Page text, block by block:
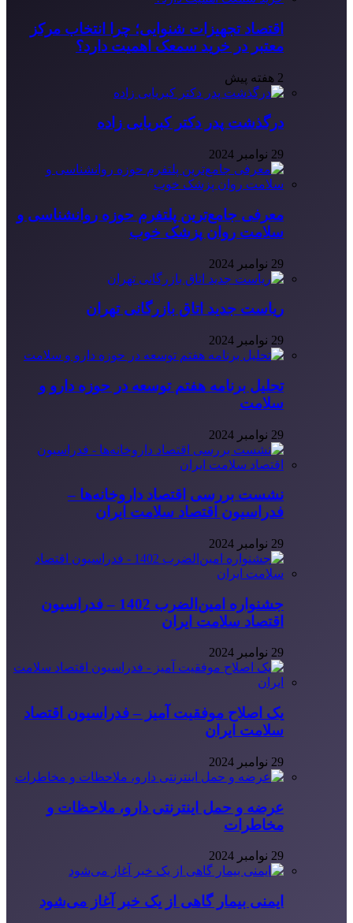
اقتصاد تجهیزات شنوایی؛ چرا انتخاب مرکز
معتبر در خرید سمعک اهمیت دارد؟
2 هفته پیش
درگذشت پدر دکتر کبریایی زاده
29 نوامبر 2024
معرفی جامع‌ترین پلتفرم حوزه روانشناسی و
سلامت روان پزشک خوب
29 نوامبر 2024
ریاست جدید اتاق بازرگانی تهران
29 نوامبر 2024
تحلیل برنامه هفتم توسعه در حوزه دارو و
سلامت
29 نوامبر 2024
نشست بررسی اقتصاد داروخانه‌ها –
فدراسیون اقتصاد سلامت ایران
29 نوامبر 2024
جشنواره امین‌الضرب 1402 – فدراسیون
اقتصاد سلامت ایران
29 نوامبر 2024
یک اصلاح موفقیت آمیز – فدراسیون اقتصاد
سلامت ایران
29 نوامبر 2024
عرضه و حمل اینترنتی دارو، ملاحظات و
مخاطرات
29 نوامبر 2024
ایمنی بیمار گاهی از یک خبر آغاز می‌شود